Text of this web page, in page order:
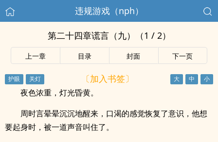
违规游戏（nph）
第二十四章谎言（九）（1 / 2）
上一章 目录 封面 下一页
〔加入书签〕
夜色浓重，灯光昏黄。
周时言晕晕沉沉地醒来，口渴的感觉恢复了意识，他想
要起身时，被一道声音叫住了。